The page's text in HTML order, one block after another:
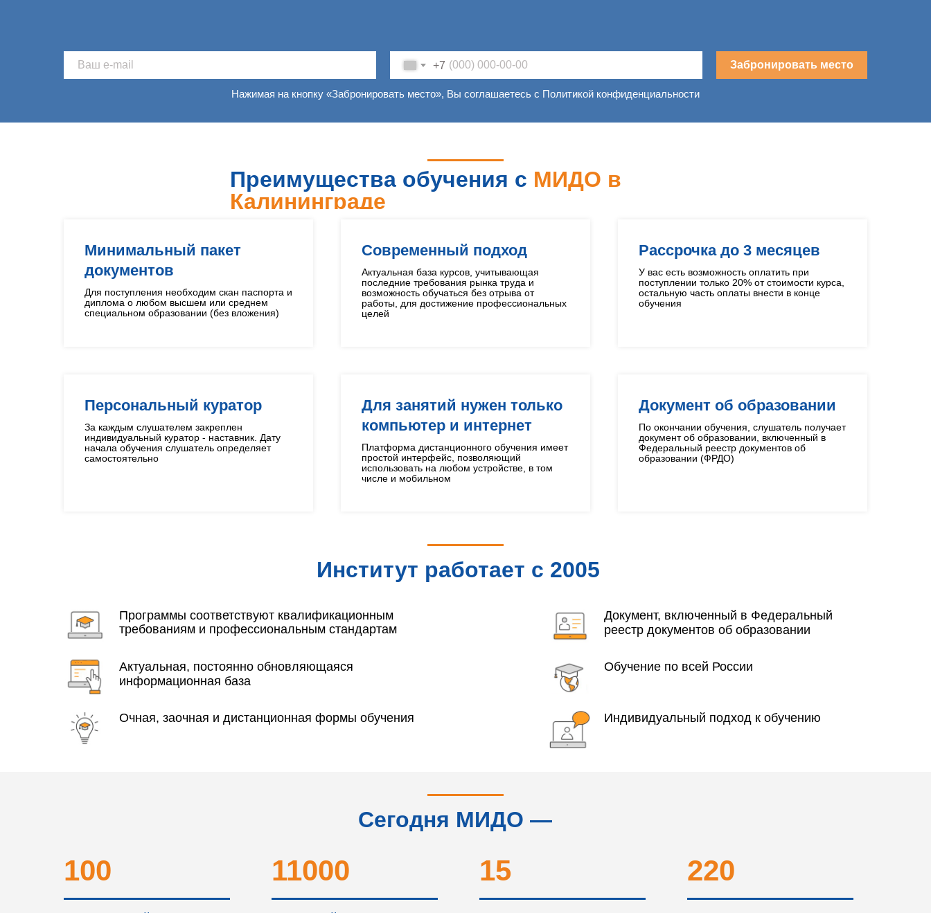
+7 Забронировать место
Нажимая на кнопку «Забронировать место», Вы соглашаетесь с Политикой конфиденциальности
Преимущества обучения с МИДО в
Калининграде
Минимальный пакет
документов
Для поступления необходим скан паспорта и
диплома о любом высшем или среднем
специальном образовании (без вложения)
Современный подход
Актуальная база курсов, учитывающая
последние требования рынка труда и
возможность обучаться без отрыва от
работы, для достижение профессиональных
целей
Рассрочка до 3 месяцев
У вас есть возможность оплатить при
поступлении только 20% от стоимости курса,
остальную часть оплаты внести в конце
обучения
Персональный куратор
За каждым слушателем закреплен
индивидуальный куратор - наставник. Дату
начала обучения слушатель определяет
самостоятельно
Для занятий нужен только
компьютер и интернет
Платформа дистанционного обучения имеет
простой интерфейс, позволяющий
использовать на любом устройстве, в том
числе и мобильном
Документ об образовании
По окончании обучения, слушатель получает
документ об образовании, включенный в
Федеральный реестр документов об
образовании (ФРДО)
Институт работает с 2005
Программы соответствуют квалификационным
требованиям и профессиональным стандартам
Документ, включенный в Федеральный
реестр документов об образовании
Актуальная, постоянно обновляющаяся
информационная база
Обучение по всей России
Очная, заочная и дистанционная формы обучения Индивидуальный подход к обучению
Сегодня МИДО —
100 11000 15 220